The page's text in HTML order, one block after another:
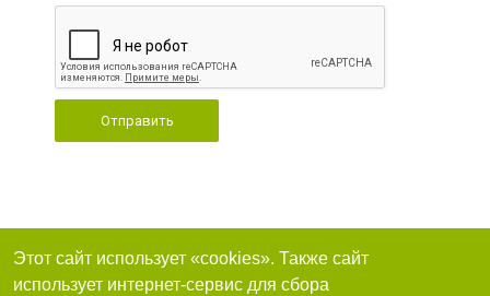
Отправить
Этот сайт использует «cookies». Также сайт
использует интернет-сервис для сбора